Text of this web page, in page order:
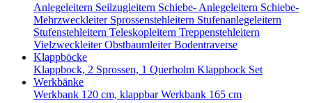
Anlegeleitern Seilzugleitern Schiebe- Anlegeleitern Schiebe-
Mehrzweckleiter Sprossenstehleitern Stufenanlegeleitern
Stufenstehleitern Teleskopleitern Treppenstehleitern
VielzweckleiterObstbaumleiterBodentraverse
Klappböcke
Klappbock, 2 Sprossen, 1 Querholm Klappbock Set
Werkbänke
Werkbank 120 cm, klappbarWerkbank 165 cm